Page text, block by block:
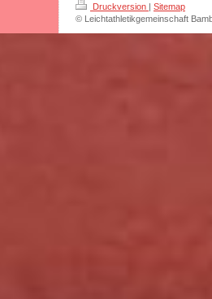
Druckversion | Sitemap
© Leichtathletikgemeinschaft